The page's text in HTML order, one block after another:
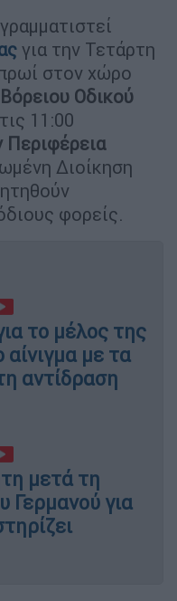
για την Τετάρτη
στον χώρο
Βόρειου Οδικού
11:00
Περιφέρεια
Διοίκηση
φορείς.
το μέλος της
με τα
αντίδραση
μετά τη
Γερμανού για